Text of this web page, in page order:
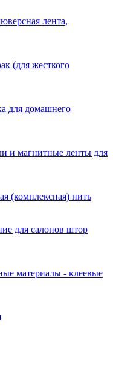
лента,
(для жесткого
для домашнего
и магнитные ленты для
(комплексная) нить
для салонов штор
материалы - клеевые